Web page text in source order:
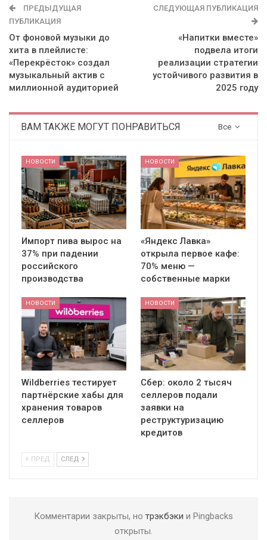
ПРЕДЫДУЩАЯ
ПУБЛИКАЦИЯ
От фоновой музыки до
хита в плейлисте:
«Перекрёсток» создал
музыкальный актив с
миллионной аудиторией
СЛЕДУЮЩАЯ ПУБЛИКАЦИЯ
«Напитки вместе»
подвела итоги
реализации стратегии
устойчивого развития в
2025 году
Все
ВАМ ТАКЖЕ МОГУТ ПОНРАВИТЬСЯ
НОВОСТИ
Импорт пива вырос на
37% при падении
российского
производства
НОВОСТИ
«Яндекс Лавка»
открыла первое кафе:
70% меню —
собственные марки
НОВОСТИ
Wildberries тестирует
партнёрские хабы для
хранения товаров
селлеров
НОВОСТИ
Сбер: около 2 тысяч
селлеров подали
заявки на
реструктуризацию
кредитов
ПРЕД СЛЕД
Комментарии закрыты, но трэкбэки и Pingbacks
открыты.